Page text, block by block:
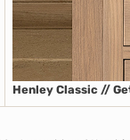
Henley Classic //